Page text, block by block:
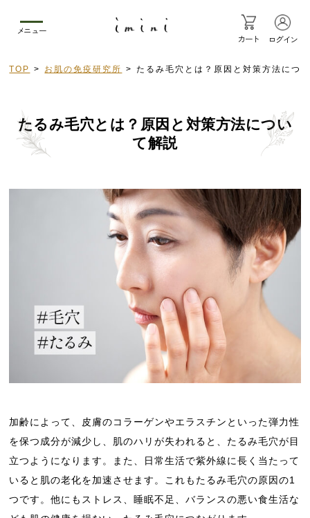
メニュー
カート ログイン
TOP お肌の免疫研究所 たるみ毛穴とは？原因と対策方法につ
たるみ毛穴とは？原因と対策方法につい
て解説
加齢によって、皮膚のコラーゲンやエラスチンといった弾力性
を保つ成分が減少し、肌のハリが失われると、たるみ毛穴が目
立つようになります。また、日常生活で紫外線に長く当たって
いると肌の老化を加速させます。これもたるみ毛穴の原因の1
つです。他にもストレス、睡眠不足、バランスの悪い食生活な